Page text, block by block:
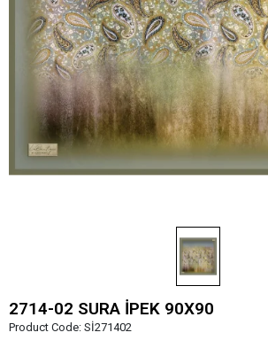
2714-02 SURA İPEK 90X90
Product Code: Sİ271402